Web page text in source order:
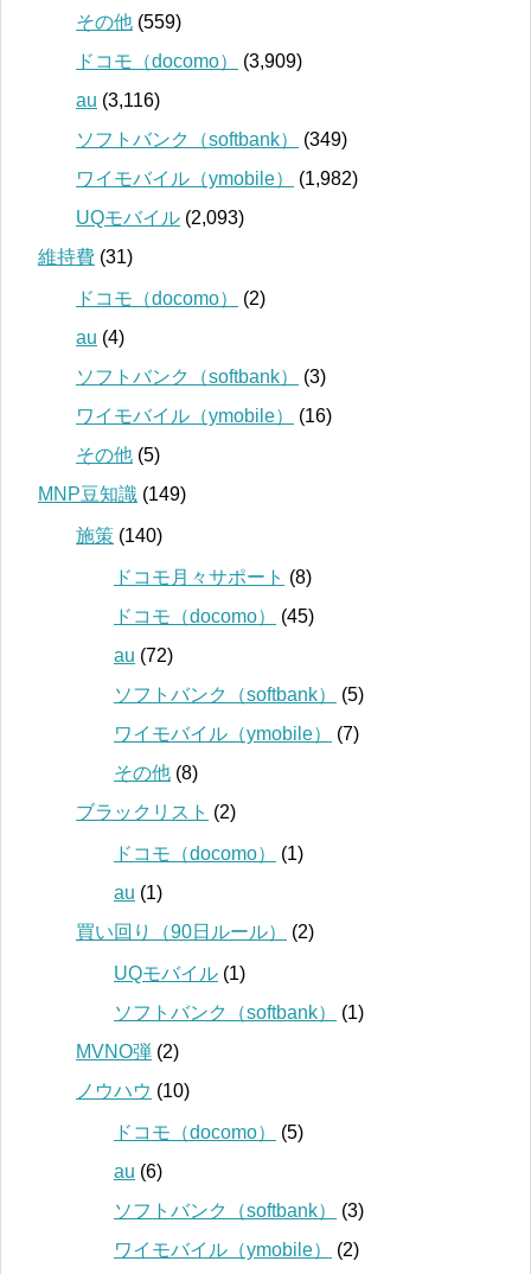
その他 (559)
ドコモ（docomo）
(3,909)
au (3,116)
ソフトバンク（softbank）
(349)
ワイモバイル（ymobile）
(1,982)
UQモバイル (2,093)
維持費 (31)
ドコモ（docomo）
(2)
au (4)
ソフトバンク（softbank）
(3)
ワイモバイル（ymobile）
(16)
その他 (5)
MNP豆知識 (149)
施策 (140)
ドコモ月々サポート (8)
ドコモ（docomo）
(45)
au (72)
ソフトバンク（softbank）
(5)
ワイモバイル（ymobile）
(7)
その他 (8)
ブラックリスト (2)
ドコモ（docomo）
(1)
au (1)
買い回り（90日ルール）
(2)
UQモバイル (1)
ソフトバンク（softbank）
(1)
MVNO弾 (2)
ノウハウ (10)
ドコモ（docomo）
(5)
au (6)
ソフトバンク（softbank）
(3)
ワイモバイル（ymobile）
(2)